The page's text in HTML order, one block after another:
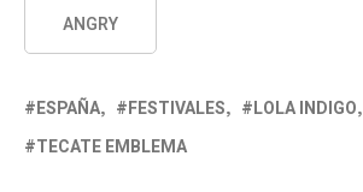
ANGRY
ESPAÑA FESTIVALES
LOLA INDIGO
TECATE EMBLEMA